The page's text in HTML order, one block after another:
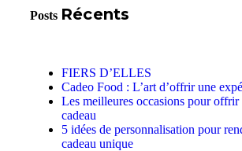
Posts Récents
FIERS D’ELLES
Cadeo Food : L’art d’offrir une
Les meilleures occasions pour offrir
cadeau
5 idées de personnalisation pour
cadeau unique